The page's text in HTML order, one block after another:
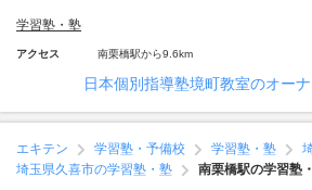
学習塾・塾
アクセス 南栗橋駅から9.6km
日本個別指導塾境町教室のオー
エキテン 学習塾・予備校 学習塾・塾
埼玉県久喜市の学習塾・塾
南栗橋駅の学習塾